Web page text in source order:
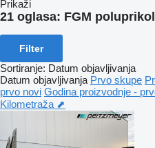
Prikaži
21 oglasa: FGM
Filter
Sortiranje: Datum objavljivanja
Datum objavljivanja Prvo skupe
prvo novi Godina proizvodnje -
Kilometraža ⬈